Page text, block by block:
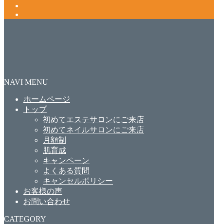
NAVI MENU
ホームページ
トップ
初めてエステサロンにご来店
初めてネイルサロンにご来店
月額制
肌育成
キャンペーン
よくある質問
キャンセルポリシー
お客様の声
お問い合わせ
CATEGORY